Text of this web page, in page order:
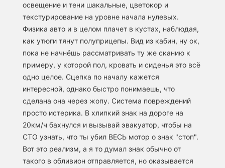
освещение и тени шакальные, цветокор и
текстурирование на уровне начала нулевых.
Физика авто и в целом плачет в кустах, наблюдая,
как утюги тянут полуприцепы. Вид из кабин, ну ок,
пока не начнёшь рассматривать ту же сканию к
примеру, у которой пол, кровать и сиденья это всё
одно целое. Сцепка по началу кажется
интересной, однако быстро понимаешь, что
сделана она через жопу. Система повреждений
просто истерика. В хлипкий знак на дороге на
20км/ч бахнулся и вызывай эвакуатор, чтобы на
СТО узнать, что ты убил ВЕСЬ мотор о знак "стоп".
Вот это реализм, а я то думал знак обычно от
такого в обливион отправляется, но оказывается